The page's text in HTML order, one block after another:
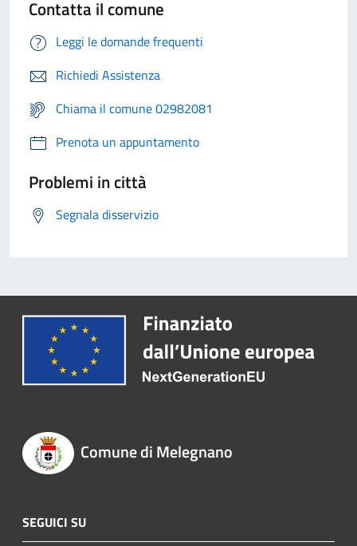
Contatta il comune
Leggi le domande frequenti
Richiedi Assistenza
Chiama il comune 02982081
Prenota un appuntamento
Problemi in città
Segnala disservizio
Comune di Melegnano
SEGUICI SU